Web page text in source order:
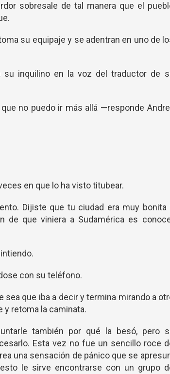
sobresale de tal manera que el
su equipaje y se adentran en uno de
inquilino en la voz del traductor de
no puedo ir más allá —responde
en que lo ha visto titubear.
Dijiste que tu ciudad era muy bonita
de que viniera a Sudamérica es
con su teléfono.
sea que iba a decir y termina mirando a
y retoma la caminata.
también por qué la besó, pero
Esta vez no fue un sencillo roce
una sensación de pánico que se
le sirve encontrarse con un grupo